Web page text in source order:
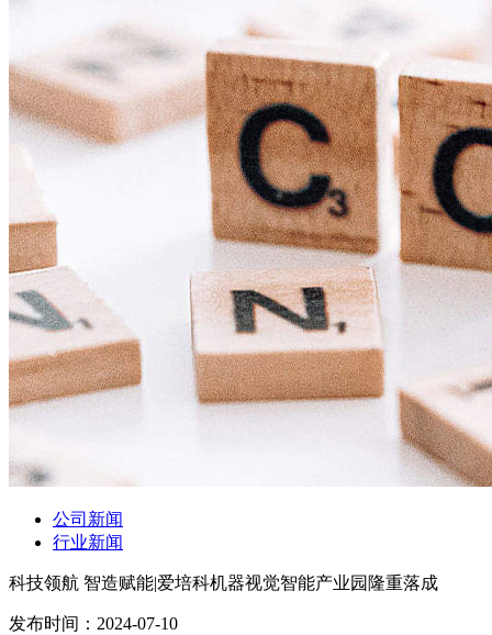
公司新闻
行业新闻
科技领航 智造赋能|爱培科机器视觉智能产业园隆重落成
发布时间： 2024-07-10